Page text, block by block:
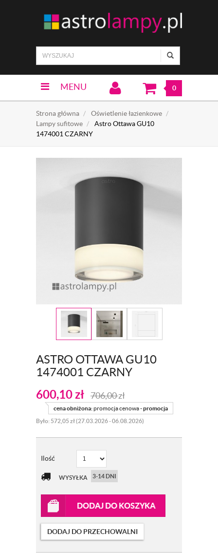
MENU 0
Strona główna
Oświetlenie łazienkowe
Lampy sufitowe
Astro Ottawa GU10
1474001 CZARNY
ASTRO OTTAWA GU10
1474001 CZARNY
600,10zł 706,00zł
cena obniżona:promocja cenowa -promocja
Było: 572,05 zł (27.03.2026 - 06.08.2026)
Ilość
WYSYŁKA 3-14 DNI
DODAJ DO KOSZYKA
DODAJ DO PRZECHOWALNI